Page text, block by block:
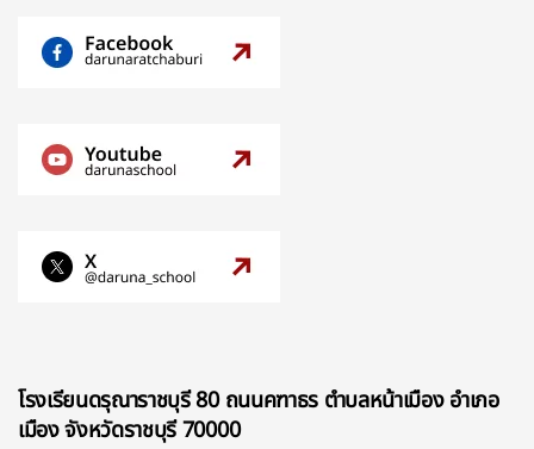
โรงเรียนดรุณาราชบุรี 80 ถนนคฑาธร ตำบลหน้าเมือง อำเภอ
เมือง จังหวัดราชบุรี 70000